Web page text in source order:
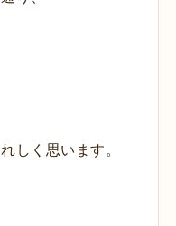
しく思います。